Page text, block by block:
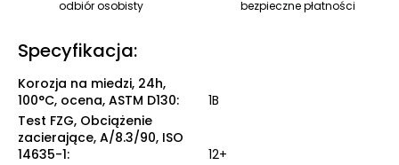
odbiór osobisty bezpieczne płatności
Specyfikacja:
Korozja na miedzi, 24h,
100°C, ocena, ASTM D130:
1B
Test FZG, Obciążenie
zacierające, A/8.3/90, ISO
14635-1:
12+